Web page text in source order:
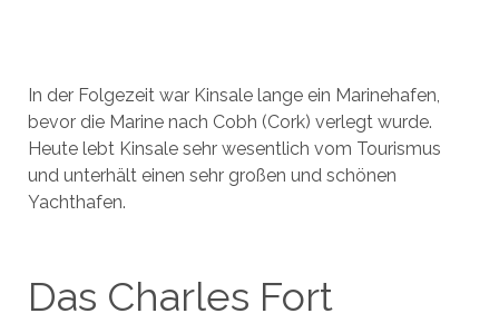
In der Folgezeit war Kinsale lange ein Marinehafen,
bevor die Marine nach Cobh (Cork) verlegt wurde.
Heute lebt Kinsale sehr wesentlich vom Tourismus
und unterhält einen sehr großen und schönen
Yachthafen.
Das Charles Fort